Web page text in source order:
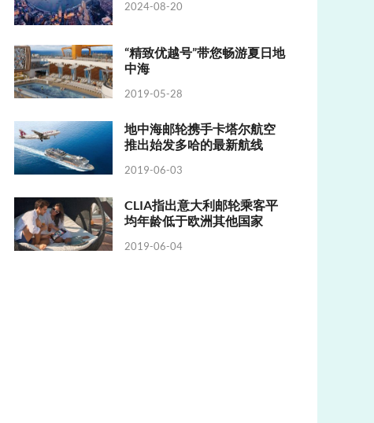
2024-08-20
“精致优越号”带您畅游夏日地
中海
2019-05-28
地中海邮轮携手卡塔尔航空
推出始发多哈的最新航线
2019-06-03
CLIA指出意大利邮轮乘客平
均年龄低于欧洲其他国家
2019-06-04